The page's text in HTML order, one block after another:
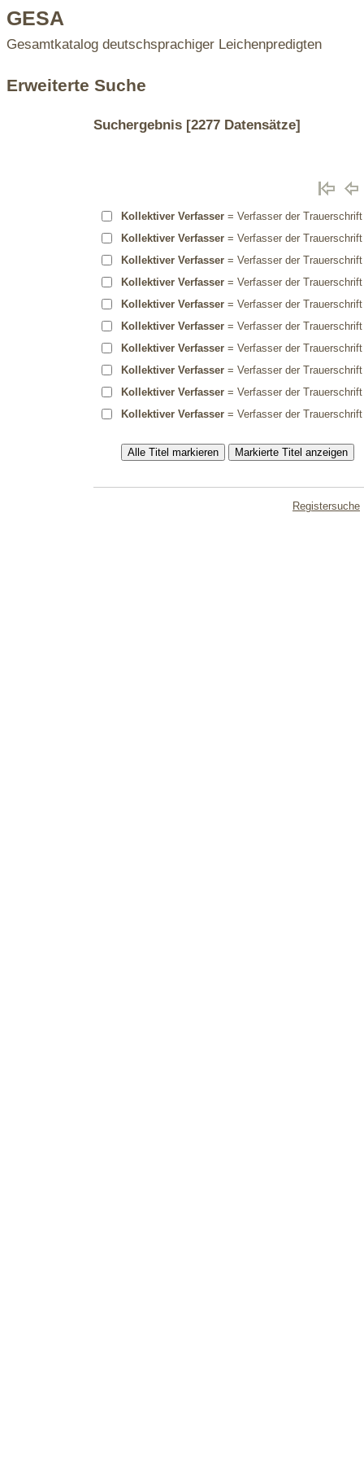
GESA
Gesamtkatalog deutschsprachiger Leichenpredigten
Erweiterte Suche
Suchergebnis[2277 Datensätze]
Kollektiver Verfasser= Verfasser der
Kollektiver Verfasser= Verfasser der
Kollektiver Verfasser= Verfasser der
Kollektiver Verfasser= Verfasser der
Kollektiver Verfasser= Verfasser der
Kollektiver Verfasser= Verfasser der
Kollektiver Verfasser= Verfasser der
Kollektiver Verfasser= Verfasser der
Kollektiver Verfasser= Verfasser der
Kollektiver Verfasser= Verfasser der
Registersuche